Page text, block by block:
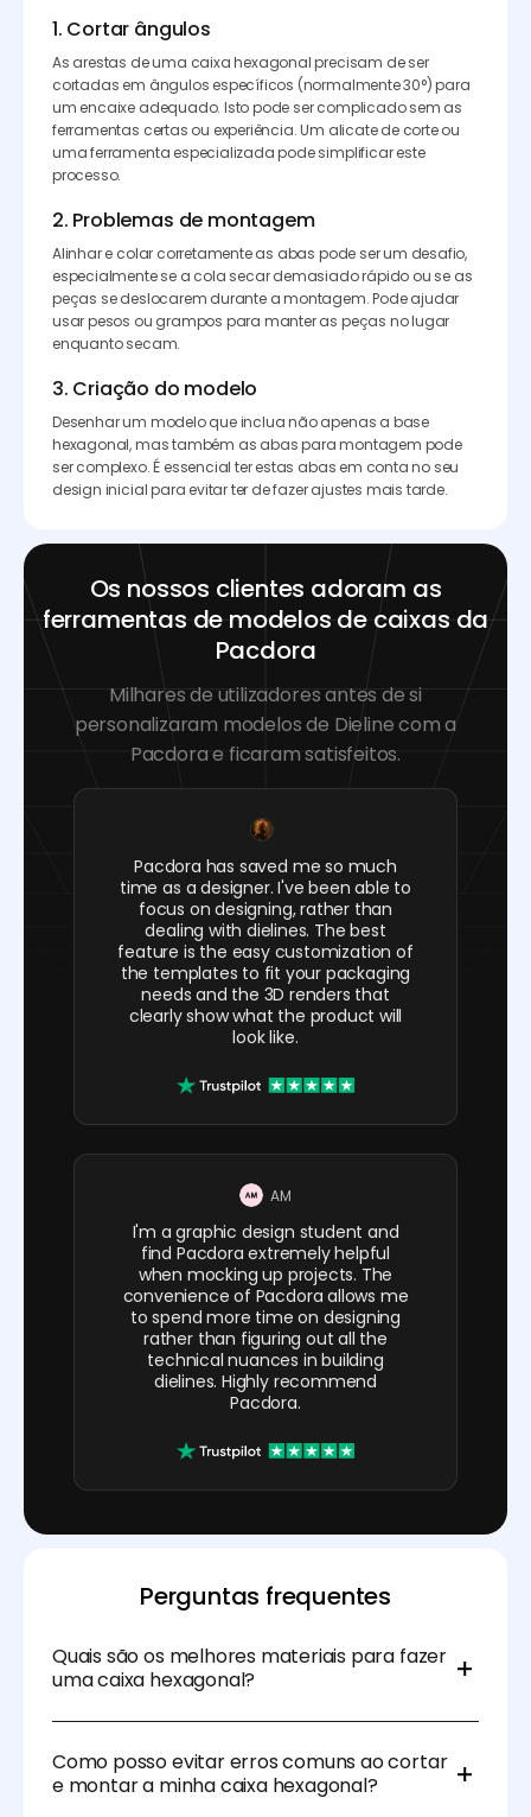
1. Cortar ângulos
As arestas de uma caixa hexagonal precisam de ser
cortadas em ângulos específicos (normalmente 30°) para
um encaixe adequado. Isto pode ser complicado sem as
ferramentas certas ou experiência. Um alicate de corte ou
uma ferramenta especializada pode simplificar este
processo.
2. Problemas de montagem
Alinhar e colar corretamente as abas pode ser um desafio,
especialmente se a cola secar demasiado rápido ou se as
peças se deslocarem durante a montagem. Pode ajudar
usar pesos ou grampos para manter as peças no lugar
enquanto secam.
3. Criação do modelo
Desenhar um modelo que inclua não apenas a base
hexagonal, mas também as abas para montagem pode
ser complexo. É essencial ter estas abas em conta no seu
design inicial para evitar ter de fazer ajustes mais tarde.
Os nossos clientes adoram as
ferramentas de modelos de caixas da
Pacdora
Milhares de utilizadores antes de si
personalizaram modelos de Dieline com a
Pacdora e ficaram satisfeitos.
Pacdora has saved me so much
time as a designer. I've been able to
focus on designing, rather than
dealing with dielines. The best
feature is the easy customization of
the templates to fit your packaging
needs and the 3D renders that
clearly show what the product will
look like.
AM
I'm a graphic design student and
find Pacdora extremely helpful
when mocking up projects. The
convenience of Pacdora allows me
to spend more time on designing
rather than figuring out all the
technical nuances in building
dielines. Highly recommend
Pacdora.
Perguntas frequentes
Quais são os melhores materiais para fazer
uma caixa hexagonal?
cartão duplex são boas opções de material.
Como posso evitar erros comuns ao cortar
e montar a minha caixa hexagonal?